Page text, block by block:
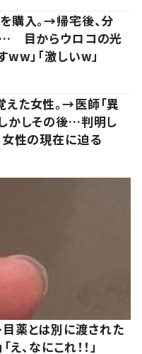
購入。→帰宅後、分
目からウロコの光
ww」「激しいw」
た女性。→医師「異
かしその後…判明し
女性の現在に迫る
薬とは別に渡された
、なにこれ！！」